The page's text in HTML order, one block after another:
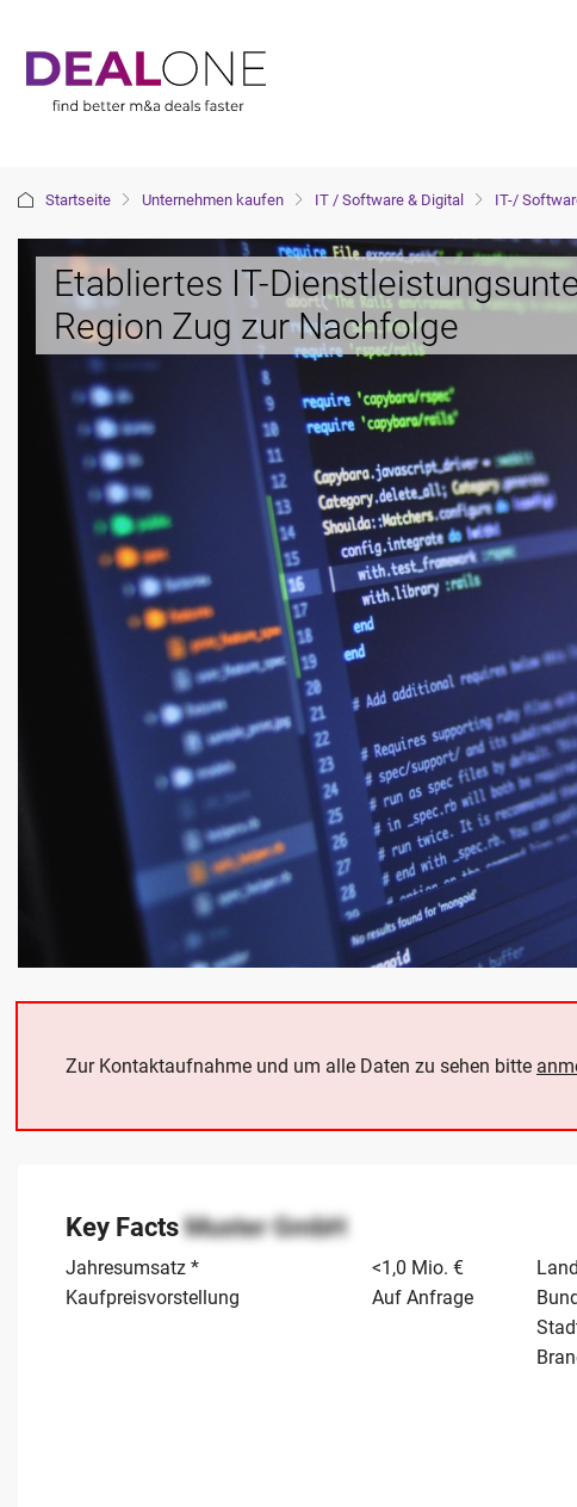
Startseite Unternehmen kaufen IT / Software & Digital IT-/
Etabliertes IT-
Region Zug zur Nachfolge
Zur Kontaktaufnahme und um alle Daten zu sehen bitte
Key FactsMuster GmbH
Jahresumsatz *
<1,0 Mio. €
Kaufpreisvorstellung
Auf Anfrage
Land